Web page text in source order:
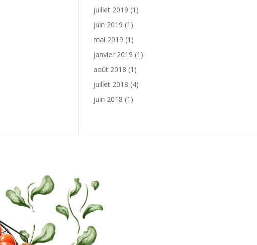
juillet 2019 (1)
juin 2019 (1)
mai 2019 (1)
janvier 2019 (1)
août 2018 (1)
juillet 2018 (4)
juin 2018 (1)